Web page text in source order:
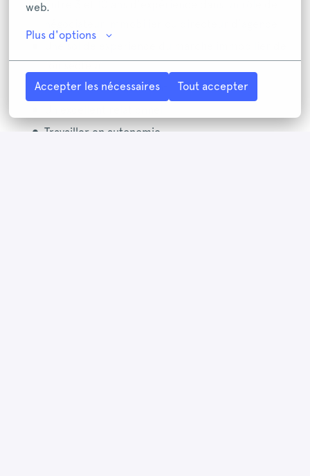
web.
Plus d'options
Accepter les nécessaires Tout accepter
Entre 3 et 10 ans d'expérience dans un rôle de
Une solide expérience du marché immobilier de
ton secteur
Le sens du service client
Travailler en autonomie